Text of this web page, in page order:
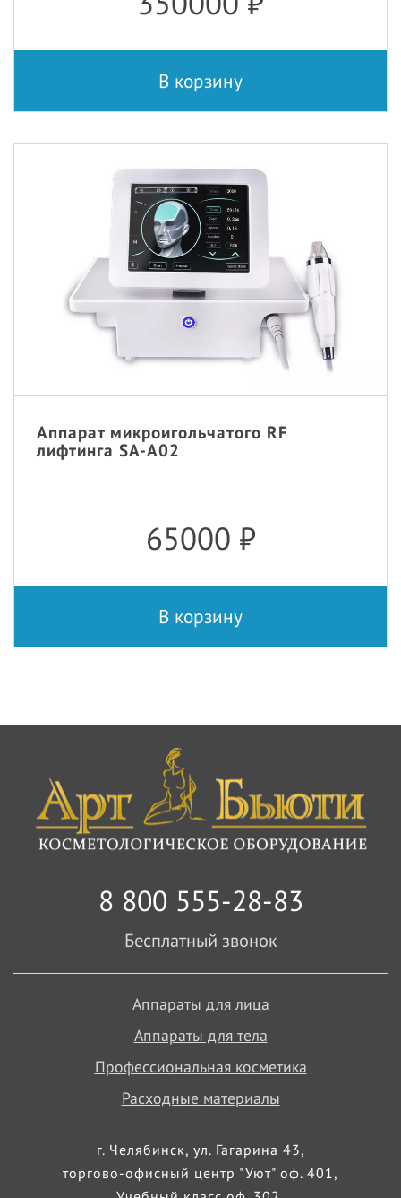
В корзину
Аппарат микроигольчатого RF
лифтинга SA-A02
65000 ₽
В корзину
8 800 555-28-83
Бесплатный звонок
Аппараты для лица
Аппараты для тела
Профессиональная косметика
Расходные материалы
г. Челябинск, ул. Гагарина 43,
торгово-офисный центр "Уют" оф. 401,